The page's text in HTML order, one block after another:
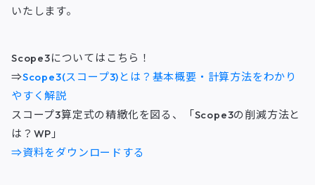
いたします。
Scope3についてはこちら！
⇒Scope3(スコープ3)とは？基本概要・計算方法をわかり
やすく解説
スコープ3算定式の精緻化を図る、「Scope3の削減方法と
は？WP」
⇒資料をダウンロードする